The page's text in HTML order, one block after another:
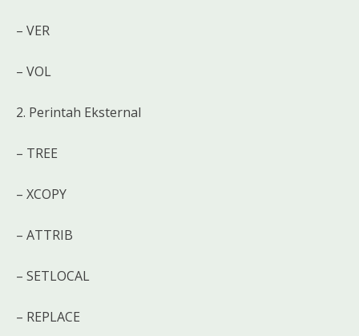
– VER
– VOL
2. Perintah Eksternal
– TREE
– XCOPY
– ATTRIB
– SETLOCAL
– REPLACE